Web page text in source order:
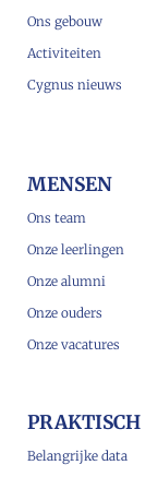
Ons gebouw
Activiteiten
Cygnus nieuws
MENSEN
Ons team
Onze leerlingen
Onze alumni
Onze ouders
Onze vacatures
PRAKTISCH
Belangrijke data